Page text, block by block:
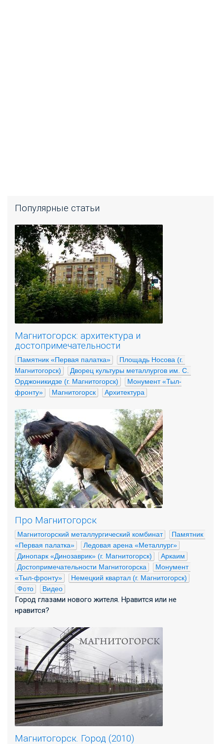
Популярные статьи
Магнитогорск: архитектура и
достопримечательности
Памятник «Первая палатка»
Площадь Носова (г.
Магнитогорск)
Дворец культуры металлургов им. С.
Орджоникидзе (г. Магнитогорск)
Монумент «Тыл-
фронту»
Магнитогорск Архитектура
Про Магнитогорск
Магнитогорский металлургический комбинат
Памятник
«Первая палатка»
Ледовая арена «Металлург»
Динопарк «Динозаврик» (г. Магнитогорск)
Аркаим
Достопримечательности Магнитогорска
Монумент
«Тыл-фронту»
Немецкий квартал (г. Магнитогорск)
Фото
Видео
Город глазами нового жителя. Нравится или не
нравится?
Магнитогорск. Город (2010)